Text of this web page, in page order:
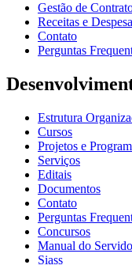
Gestão de
Receitas e
Contato
Perguntas
Estrutura
Cursos
Projetos e
Serviços
Editais
Documentos
Contato
Perguntas
Concursos
Manual do
Siass